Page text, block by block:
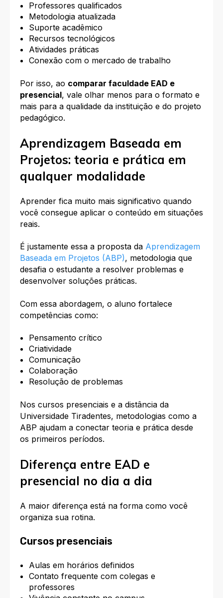
Professores qualificados
Metodologia atualizada
Suporte acadêmico
Recursos tecnológicos
Atividades práticas
Conexão com o mercado de trabalho
Por isso, ao comparar faculdade EAD e
presencial, vale olhar menos para o formato e
mais para a qualidade da instituição e do projeto
pedagógico.
Aprendizagem Baseada em
Projetos: teoria e prática em
qualquer modalidade
Aprender fica muito mais significativo quando
você consegue aplicar o conteúdo em situações
reais.
É justamente essa a proposta da Aprendizagem
Baseada em Projetos (ABP), metodologia que
desafia o estudante a resolver problemas e
desenvolver soluções práticas.
Com essa abordagem, o aluno fortalece
competências como:
Pensamento crítico
Criatividade
Comunicação
Colaboração
Resolução de problemas
Nos cursos presenciais e a distância da
Universidade Tiradentes, metodologias como a
ABP ajudam a conectar teoria e prática desde
os primeiros períodos.
Diferença entre EAD e
presencial no dia a dia
A maior diferença está na forma como você
organiza sua rotina.
Cursos presenciais
Aulas em horários definidos
Contato frequente com colegas e
professores